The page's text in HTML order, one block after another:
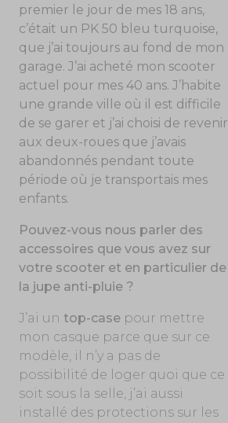
premier le jour de mes 18 ans,
c’était un PK 50 bleu turquoise,
que j’ai toujours au fond de mon
garage. J’ai acheté mon scooter
actuel pour mes 40 ans. J’habite
une grande ville où il est difficile
de se garer et j’ai choisi de revenir
aux deux-roues que j’avais
abandonnés pendant toute
période où je transportais mes
enfants.
Pouvez-vous nous parler des
accessoires que vous avez sur
votre scooter et en particulier de
la jupe anti-pluie ?
J’ai un top-casepour mettre
mon casque parce que sur ce
modèle, il n’y a pas de
possibilité de loger quoi que ce
soit sous la selle, j’ai aussi
installé des protections sur les